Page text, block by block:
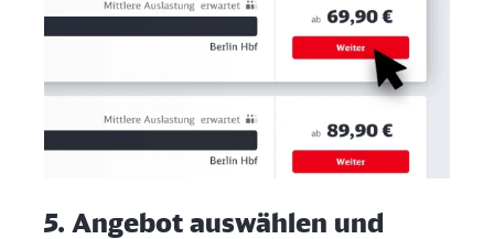
5. Angebot auswählen und